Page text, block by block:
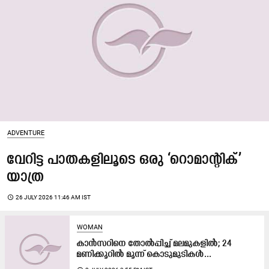
ADVENTURE
വേറിട്ട പാതകളിലൂടെ ഒരു ‘റൊമാന്‍റിക്​’
യാത്ര
access_time 26 JULY 2026 11:46 AM IST
WOMAN
കാൻസറിനെ തോൽപ്പിച്ച് മലമുകളിൽ; 24
മണിക്കൂറിൽ മൂന്ന് കൊടുമുടികൾ...